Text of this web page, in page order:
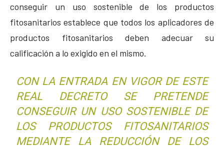
conseguir un uso sostenible de los productos
fitosanitarios establece que todos los aplicadores de
productos fitosanitarios deben adecuar su
calificación a lo exigido en el mismo.
CON LA ENTRADA EN VIGOR DE ESTE
REAL DECRETO SE PRETENDE
CONSEGUIR UN USO SOSTENIBLE DE
LOS PRODUCTOS FITOSANITARIOS
MEDIANTE LA REDUCCIÓN DE LOS